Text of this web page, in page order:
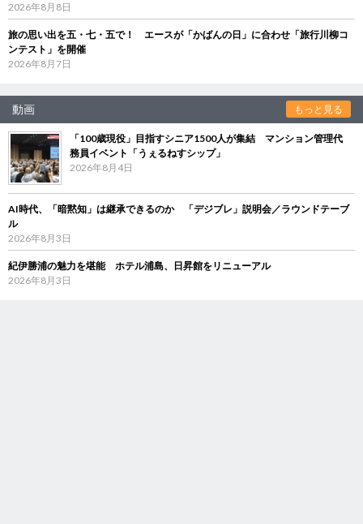
2026年8月8日
旅の思い出を五・七・五で！ エースが「かばんの日」に合わせ「旅行川柳コ
ンテスト」を開催
2026年8月7日
動画 もっと見る
「100歳現役」目指すシニア1500人が集結 マンション管理代
務員イベント「うぇるねすシップ」
2026年8月4日
AI時代、「暗黙知」は継承できるのか 「デジブレ」説明会／ラウンドテーブ
ル
2026年8月3日
紀伊勝浦の魅力を堪能 ホテル浦島、日昇館をリニューアル
2026年8月3日